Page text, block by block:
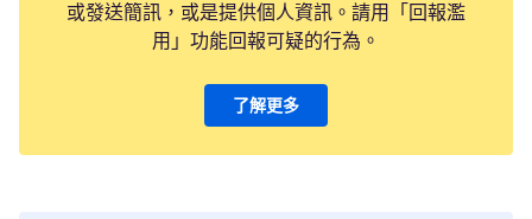
或發送簡訊，或是提供個人資訊。請用「回報濫
用」功能回報可疑的行為。
了解更多